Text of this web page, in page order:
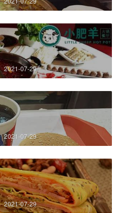
2021-07-29
2021-07-29
2021-07-29